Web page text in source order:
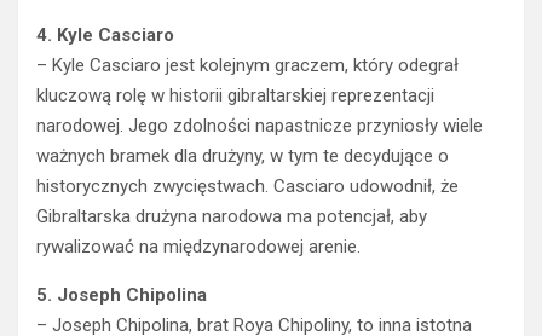
4. Kyle Casciaro
– Kyle Casciaro jest kolejnym graczem, który odegrał
kluczową rolę w historii gibraltarskiej reprezentacji
narodowej. Jego zdolności napastnicze przyniosły wiele
ważnych bramek dla drużyny, w tym te decydujące o
historycznych zwycięstwach. Casciaro udowodnił, że
Gibraltarska drużyna narodowa ma potencjał, aby
rywalizować na międzynarodowej arenie.
5. Joseph Chipolina
– Joseph Chipolina, brat Roya Chipoliny, to inna istotna